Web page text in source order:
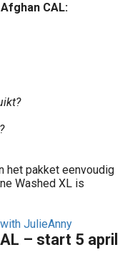
CAL:
het pakket eenvoudig
Washed XL is
JulieAnny
– start 5 april